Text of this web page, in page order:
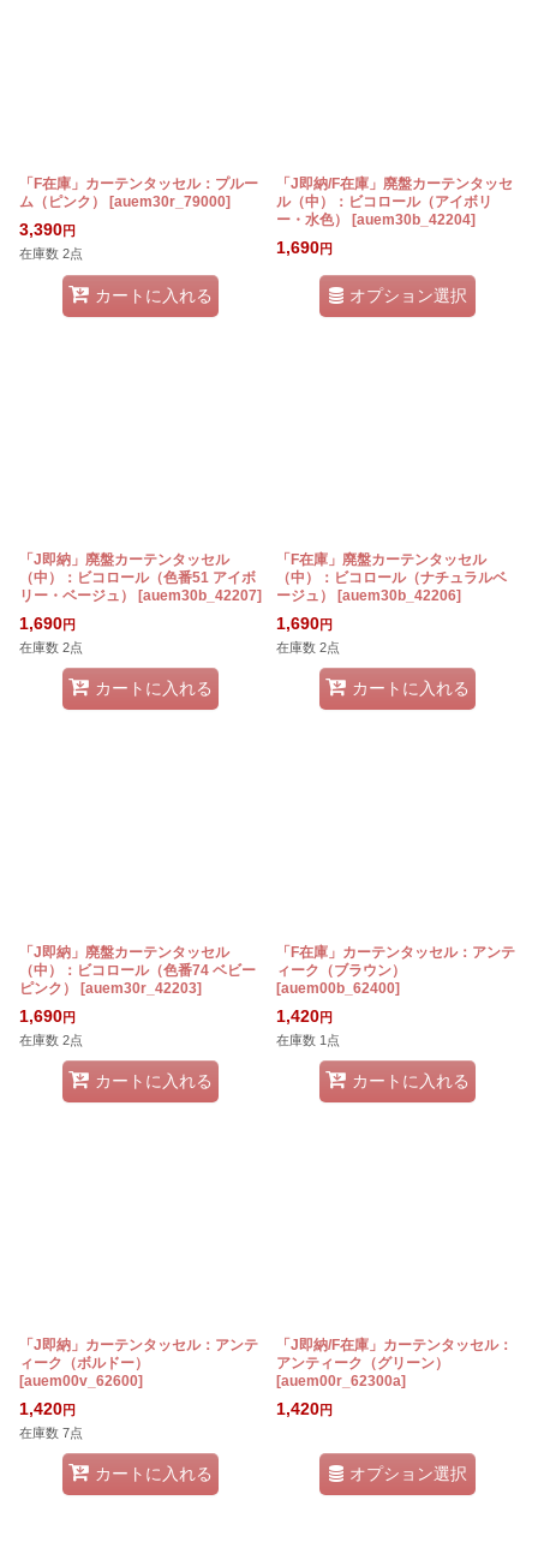
「F在庫」カーテンタッセル：プルー
ム（ピンク）
[auem30r_79000]
3,390円
在庫数 2点
カートに入れる
「J即納/F在庫」廃盤カーテンタッセ
ル（中）：ビコロール（アイボリ
ー・水色）
[auem30b_42204]
1,690円
オプション選択
「J即納」廃盤カーテンタッセル
（中）：ビコロール（色番51 アイボ
リー・ベージュ）
[auem30b_42207]
1,690円
在庫数 2点
カートに入れる
「F在庫」廃盤カーテンタッセル
（中）：ビコロール（ナチュラルベ
ージュ）
[auem30b_42206]
1,690円
在庫数 2点
カートに入れる
「J即納」廃盤カーテンタッセル
（中）：ビコロール（色番74 ベビー
ピンク）
[auem30r_42203]
1,690円
在庫数 2点
カートに入れる
「F在庫」カーテンタッセル：アンテ
ィーク（ブラウン）
[auem00b_62400]
1,420円
在庫数 1点
カートに入れる
「J即納」カーテンタッセル：アンテ
ィーク（ボルドー）
[auem00v_62600]
1,420円
在庫数 7点
カートに入れる
「J即納/F在庫」カーテンタッセル：
アンティーク（グリーン）
[auem00r_62300a]
1,420円
オプション選択